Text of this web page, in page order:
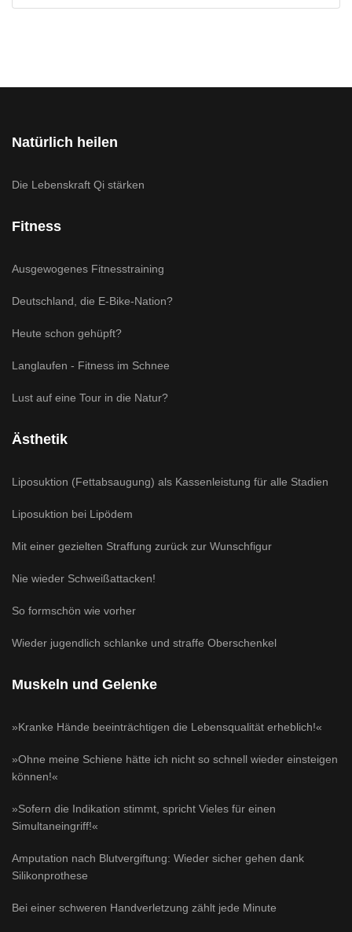
Natürlich heilen
Die Lebenskraft Qi stärken
Fitness
Ausgewogenes Fitnesstraining
Deutschland, die E-Bike-Nation?
Heute schon gehüpft?
Langlaufen - Fitness im Schnee
Lust auf eine Tour in die Natur?
Ästhetik
Liposuktion (Fettabsaugung) als Kassenleistung für alle Stadien
Liposuktion bei Lipödem
Mit einer gezielten Straffung zurück zur Wunschfigur
Nie wieder Schweißattacken!
So formschön wie vorher
Wieder jugendlich schlanke und straffe Oberschenkel
Muskeln und Gelenke
»Kranke Hände beeinträchtigen die Lebensqualität erheblich!«
»Ohne meine Schiene hätte ich nicht so schnell wieder einsteigen
können!«
»Sofern die Indikation stimmt, spricht Vieles für einen
Simultaneingriff!«
Amputation nach Blutvergiftung: Wieder sicher gehen dank
Silikonprothese
Bei einer schweren Handverletzung zählt jede Minute